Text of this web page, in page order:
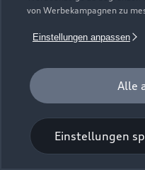
von Werbekampagnen zu
Einstellungen anpassen
Alle
Einstellungen
Zur Audi Shopping